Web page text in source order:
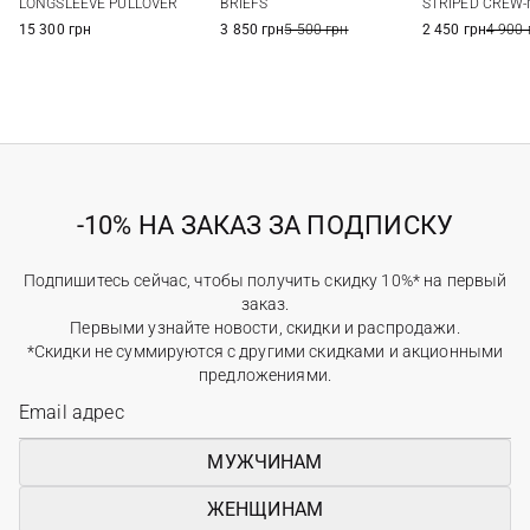
LONGSLEEVE PULLOVER
15 300 грн
BRIEFS
3 850 грн5 500 грн
STRIPED
2 450 грн4 900
-10% НА ЗАКАЗ ЗА ПОДПИСКУ
Подпишитесь сейчас, чтобы получить скидку 10%* на первый
заказ.
Первыми узнайте новости, скидки и распродажи.
*Скидки не суммируются с другими скидками и акционными
предложениями.
МУЖЧИНАМ
ЖЕНЩИНАМ